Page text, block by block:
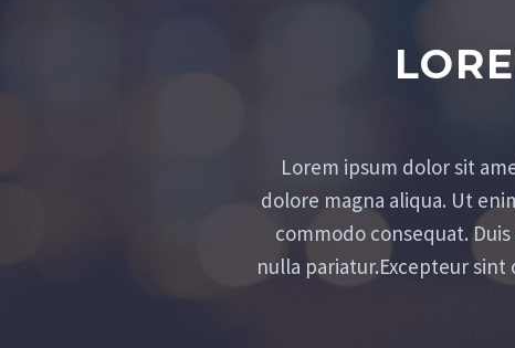
Lorem ipsum dolor sit
dolore magna aliqua. Ut
commodo consequat.
nulla pariatur.Excepteur